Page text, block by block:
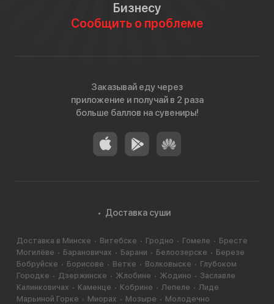
Бизнесу
Сообщить о проблеме
Заказывай еду через
приложение и получай в 2 раза
больше баллов на сувениры!
Доставка суши
Доставка в Минске Витебске Гродно Гомеле
Бресте
Могилёве
Барановичах Барани Белоозерске
Березе
Бобруйске
Борисове Ветке Волковыске
Глубоком
Городке
Дзержинске Жлобине Жодино
Заславле
Калинковичах
Каменце Кобрине Лепеле
Лиде
Марьиной Горке
Миорах Мозыре
Молодечно